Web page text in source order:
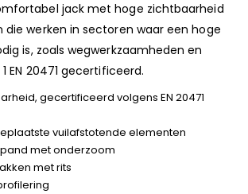
jack met hoge zichtbaarheid
die werken in sectoren waar een hoge
is, zoals wegwerkzaamheden en
EN 20471 gecertificeerd.
gecertificeerd volgens EN 20471
vuilafstotende elementen
met onderzoom
met rits